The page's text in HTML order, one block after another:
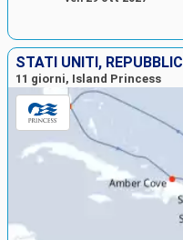
11 giorni, Island Princess